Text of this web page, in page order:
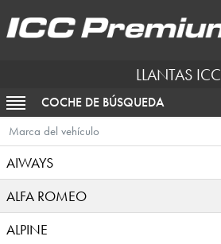
LLANTAS ICC
ACTIVAR NAVEGACIÓN
COCHE DE BÚSQUEDA
Marca del vehículo
AIWAYS
ALFA ROMEO
ALPINE